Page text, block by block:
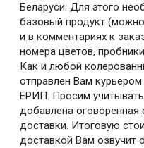
Беларуси. Для этого
базовый продукт
и в комментариях к
номера цветов,
Как и любой
отправлен Вам
ЕРИП. Просим
добавлена оговоренная
доставки. Итоговую
доставкой Вам озвучит